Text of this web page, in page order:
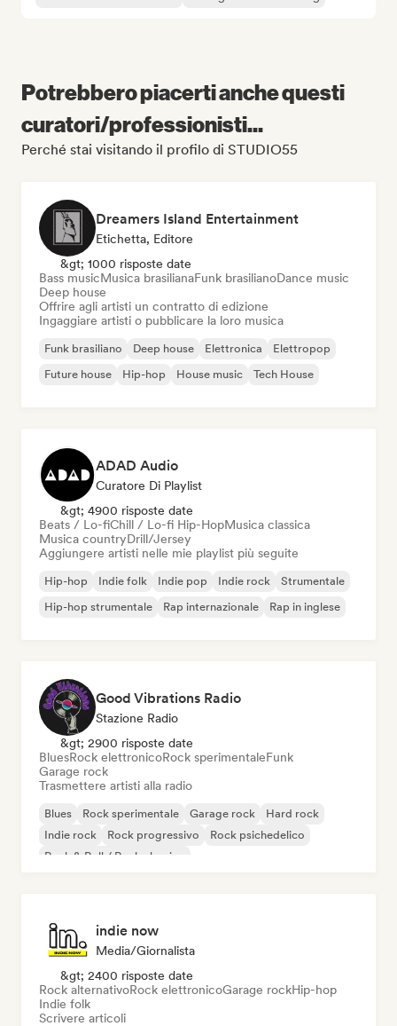
Potrebbero piacerti anche questi
curatori/professionisti...
Perché stai visitando il profilo di STUDIO55
Dreamers Island Entertainment
Etichetta, Editore
&gt; 1000 risposte date
Bass musicMusica brasilianaFunk brasilianoDance music
Deep house
Offrire agli artisti un contratto di edizione
Ingaggiare artisti o pubblicare la loro musica
Funk brasiliano Deep house Elettronica
Elettropop
Future house
Hip-hop House music Tech House
ADAD Audio
Curatore Di Playlist
&gt; 4900 risposte date
Beats / Lo-fiChill / Lo-fi Hip-HopMusica classica
Musica countryDrill/Jersey
Aggiungere artisti nelle mie playlist più seguite
Hip-hop Indie folk Indie pop Indie rock
Strumentale
Hip-hop strumentale
Rap internazionale Rap in inglese
Good Vibrations Radio
Stazione Radio
&gt; 2900 risposte date
BluesRock elettronicoRock sperimentaleFunk
Garage rock
Trasmettere artisti alla radio
Blues Rock sperimentale Garage rock
Hard rock
Indie rock
Rock progressivo
Rock psichedelico
Rock & Roll / Rock classico
indie now
Media/Giornalista
&gt; 2400 risposte date
Rock alternativoRock elettronicoGarage rockHip-hop
Indie folk
Scrivere articoli